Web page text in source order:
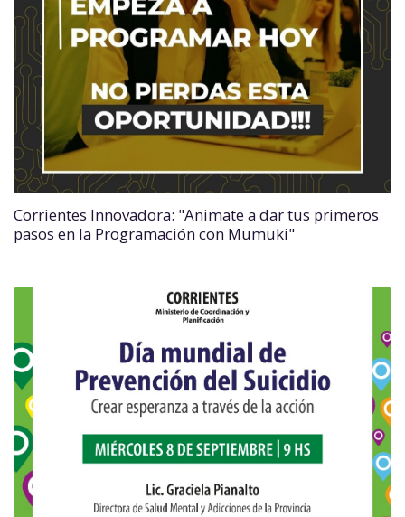
Corrientes Innovadora: "Animate a dar tus primeros
pasos en la Programación con Mumuki"